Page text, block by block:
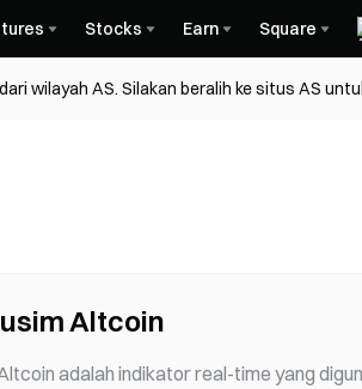
Stocks Earn Square
wilayah AS. Silakan beralih ke situs AS
Altcoin
adalah indikator real-time yang